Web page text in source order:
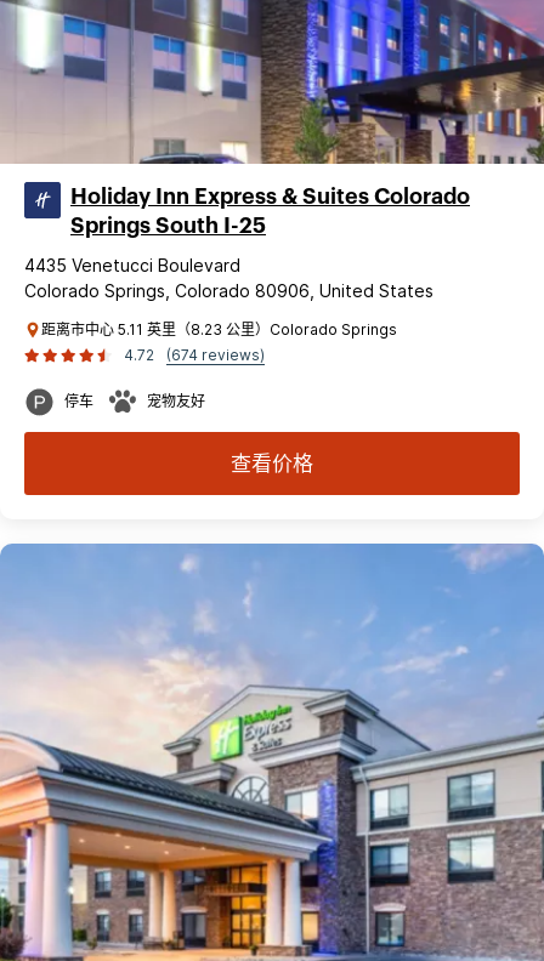
Holiday Inn Express & Suites Colorado
Springs South I-25
4435 Venetucci Boulevard
Colorado Springs, Colorado 80906, United States
距离市中心 5.11 英里（8.23 公里）Colorado Springs
4.72
(674 reviews)
停车 宠物友好
查看价格